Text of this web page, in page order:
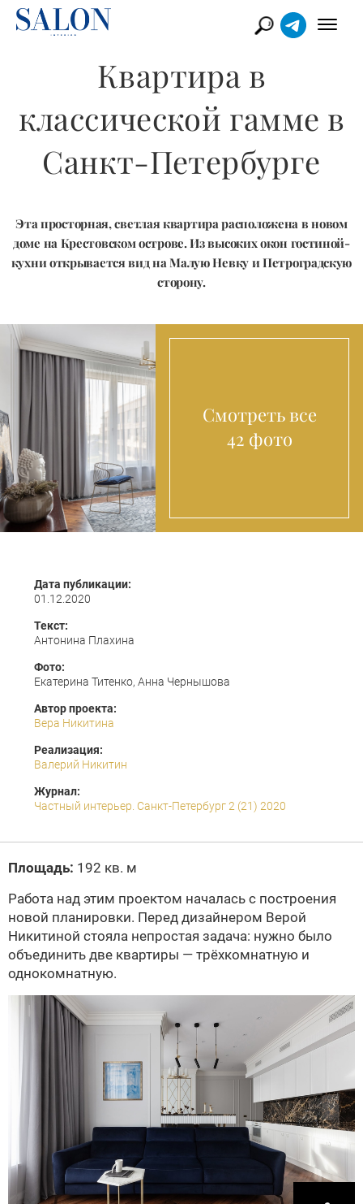
Квартира в
классической гамме в
Санкт-Петербурге
Эта просторная, светлая квартира расположена в новом
доме на Крестовском острове. Из высоких окон гостиной-
кухни открывается вид на Малую Невку и Петроградскую
сторону.
Смотреть все
42 фото
Дата публикации:
01.12.2020
Текст:
Антонина Плахина
Фото:
Екатерина Титенко, Анна Чернышова
Автор проекта:
Вера Никитина
Реализация:
Валерий Никитин
Журнал:
Частный интерьер. Санкт-Петербург 2 (21) 2020
Площадь: 192 кв. м
Работа над этим проектом началась с построения
новой планировки. Перед дизайнером Верой
Никитиной стояла непростая задача: нужно было
объединить две квартиры — трёхкомнатную и
однокомнатную.